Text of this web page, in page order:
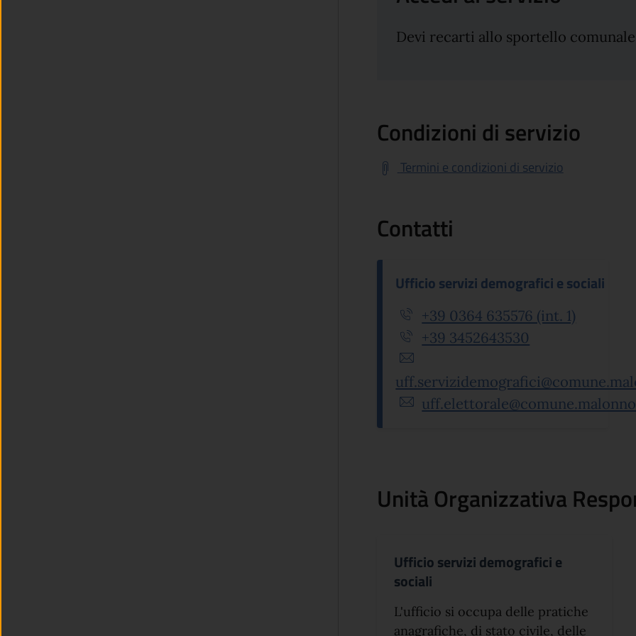
Devi recarti allo sportello
Condizioni di servizio
Termini e condizioni di servizio
Contatti
Ufficio servizi demografici e sociali
+39 0364 635576 (int. 1)
+39 3452643530
Unità Organizzativa
Ufficio servizi demografici e
sociali
L'ufficio si occupa delle pratiche
anagrafiche, di stato civile, delle